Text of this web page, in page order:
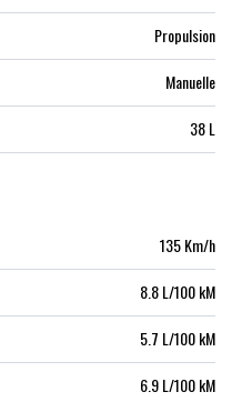
Propulsion
Manuelle
38 L
135 Km/h
8.8 L/100 kM
5.7 L/100 kM
6.9 L/100 kM